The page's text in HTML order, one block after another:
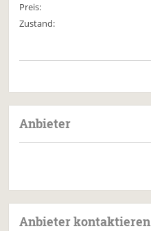
Preis:
Zustand:
Anbieter
Anbieter kontaktieren